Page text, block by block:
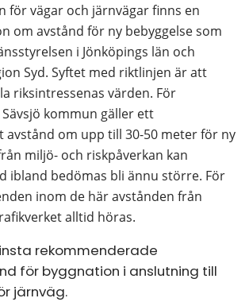
för vägar och järnvägar finns en
om avstånd för ny bebyggelse som
i Jönköpings län och
Syd. Syftet med riktlinjen är att
riksintressenas värden. För
kommun gäller ett
avstånd om upp till 30-50 meter för ny
miljö- och riskpåverkan kan
ibland bedömas bli ännu större. För
inom de här avstånden från
alltid höras.
rekommenderade
för byggnation i anslutning till
järnväg.